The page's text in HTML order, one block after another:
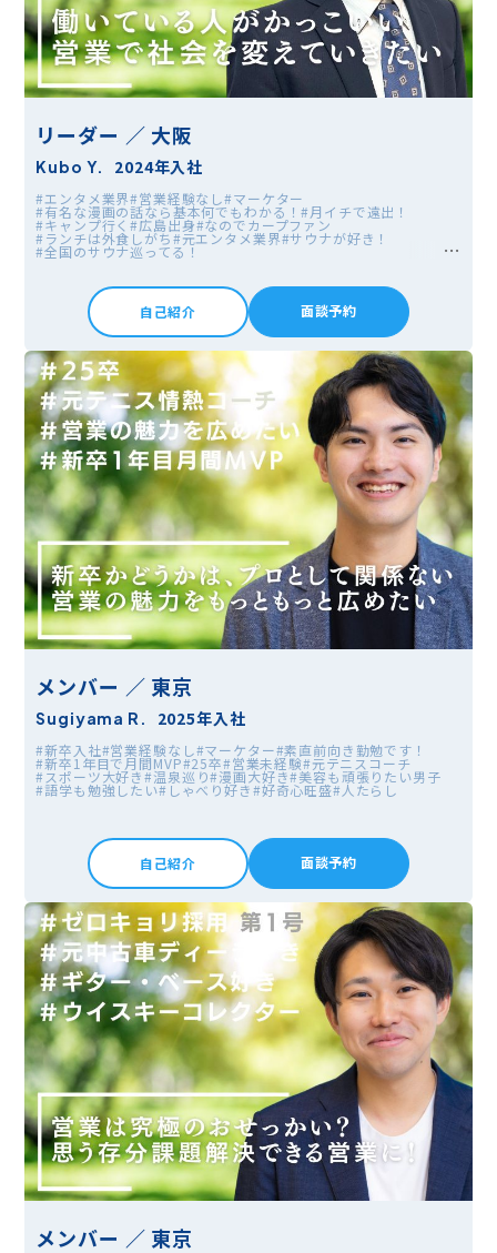
リーダー ／ 大阪
Kubo Y. 2024年入社
#エンタメ業界#営業経験なし#マーケター
#有名な漫画の話なら基本何でもわかる！#月イチで遠出！
#キャンプ行く#広島出身#なのでカープファン
#ランチは外食しがち#元エンタメ業界#サウナが好き！
#全国のサウナ巡ってる！
#音楽が好き。色々なジャンルを聞き漁ってます。
自己紹介
面談予約
メンバー ／ 東京
Sugiyama R. 2025年入社
#新卒入社#営業経験なし#マーケター#素直前向き勤勉です！
#新卒1年目で月間MVP#25卒#営業未経験#元テニスコーチ
#スポーツ大好き#温泉巡り#漫画大好き#美容も頑張りたい男子
#語学も勉強したい#しゃべり好き#好奇心旺盛#人たらし
自己紹介 面談予約
メンバー ／ 東京